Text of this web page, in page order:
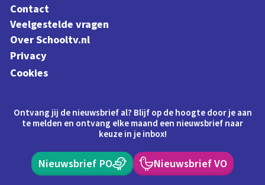
Contact
Veelgestelde vragen
Over Schooltv.nl
Privacy
Cookies
Ontvang jij de nieuwsbrief al? Blijf op de hoogte door je aan
te melden en ontvang elke maand een nieuwsbrief naar
keuze in je inbox!
Nieuwsbrief PO Nieuwsbrief VO